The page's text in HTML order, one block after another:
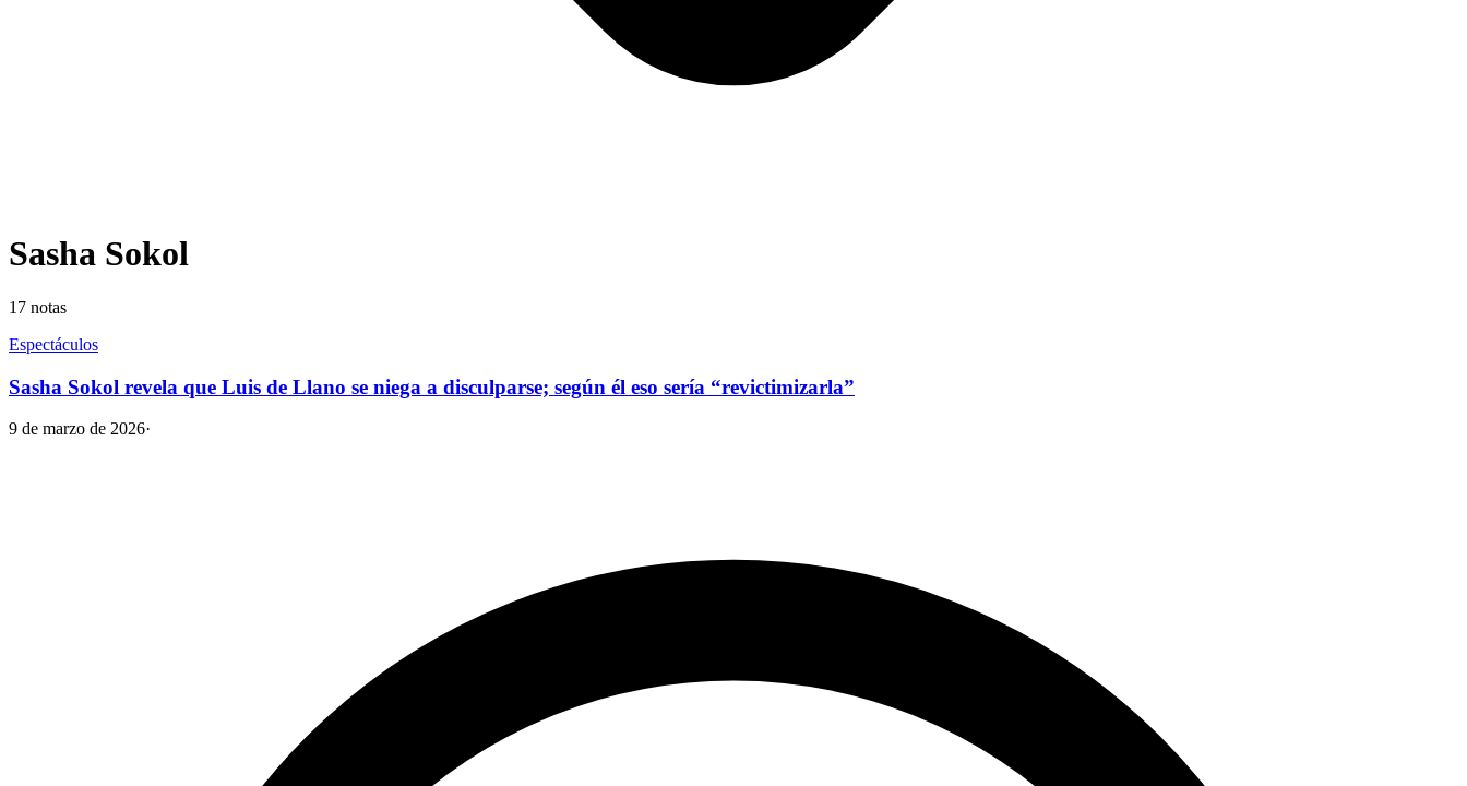
Sasha Sokol
17 notas
Espectáculos
Sasha Sokol revela que Luis de Llano se niega a disculparse; según él eso sería “revictimizarla”
9 de marzo de 2026·